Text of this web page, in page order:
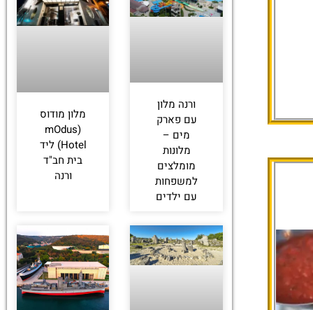
ורנה מלון
עם פארק
מים –
מלונות
מומלצים
למשפחות
עם ילדים
מלון מודוס
(mOdus
Hotel) ליד
בית חב"ד
ורנה